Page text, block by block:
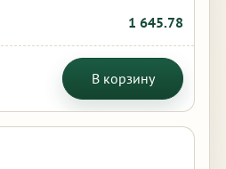
1 645.78
В корзину